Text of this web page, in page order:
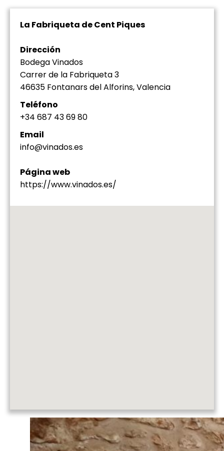
La Fabriqueta de Cent Piques
Dirección
Bodega Vinados
Carrer de la Fabriqueta 3
46635 Fontanars del Alforins, Valencia
Teléfono
+34 687 43 69 80
Email
info@vinados.es
Página web
https://www.vinados.es/